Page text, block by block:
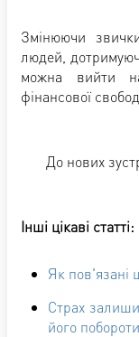
Змінюючи
людей,
можна вийти
фінансової
До нових
Інші цікаві статті:
Як пов'язані
Страх
його побороти